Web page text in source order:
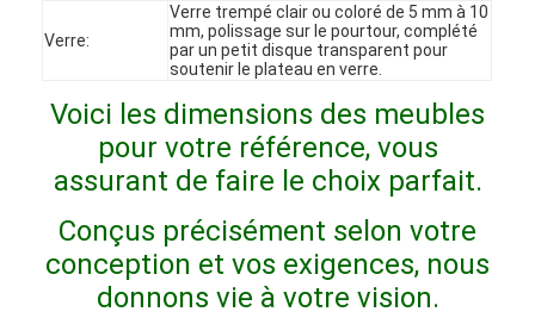
Les affaires
Causez Maintenant
Meubles d'hôtel
Meubles de maison
Verre:
Verre trempé clair ou coloré de 5 mm à 10
mm, polissage sur le pourtour, complété
par un petit disque transparent pour
soutenir le plateau en verre.
Voici les dimensions des meubles
pour votre référence, vous
assurant de faire le choix parfait.
Conçus précisément selon votre
conception et vos exigences, nous
donnons vie à votre vision.